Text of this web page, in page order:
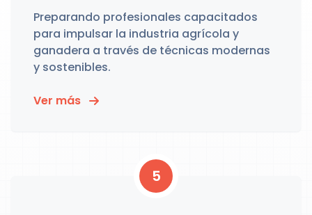
Preparando profesionales capacitados
para impulsar la industria agrícola y
ganadera a través de técnicas modernas
y sostenibles.
Ver más
5